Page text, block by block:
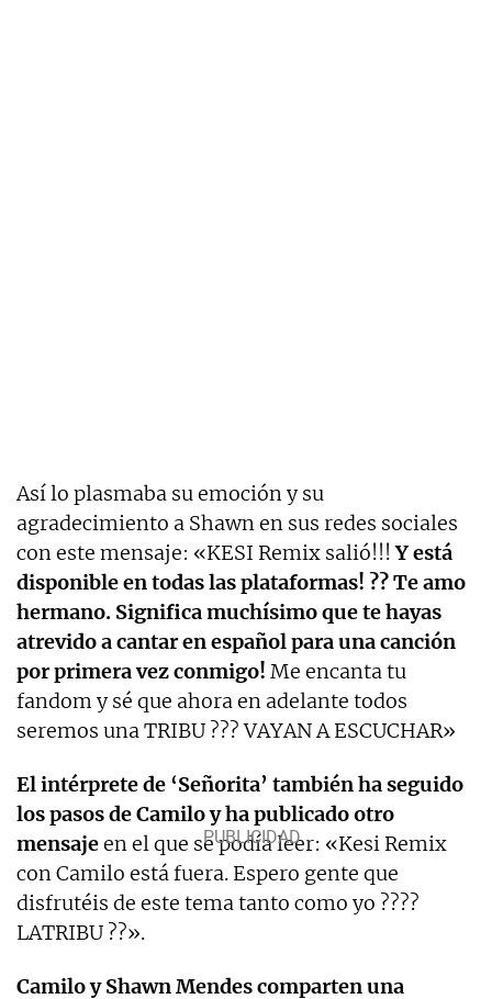
Así lo plasmaba su emoción y su
agradecimiento a Shawn en sus redes sociales
con este mensaje: «KESI Remix salió!!!Y está
disponible en todas las plataformas! ?? Te amo
hermano. Significa muchísimo que te hayas
atrevido a cantar en español para una canción
por primera vez conmigo! Me encanta tu
fandom y sé que ahora en adelante todos
seremos una TRIBU ??? VAYAN A ESCUCHAR»
El intérprete de ‘Señorita’ también ha seguido
los pasos de Camilo y ha publicado otro
mensajeen el que se podía leer: «Kesi Remix
con Camilo está fuera. Espero gente que
disfrutéis de este tema tanto como yo ????
LATRIBU ??».
Camilo y Shawn Mendes comparten una